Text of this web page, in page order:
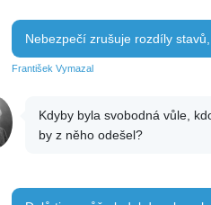
Nebezpečí zrušuje rozdíly
František Vymazal
Kdyby byla svobodná vůle,
by z něho odešel?